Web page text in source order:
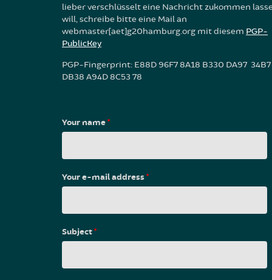
lieber verschlüsselt eine Nachricht zukommen
will, schreibe bitte eine Mail an
webmaster[aet]g20hamburg.org mit diesem PGP-
PublicKey
PGP-Fingerprint: E88D 96F7 8A18 B330 DA97 34B7
DB38 A94D 8C53 78
Your name*
Your e-mail address*
Subject*